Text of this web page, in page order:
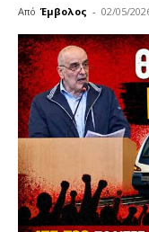
Από Έμβολος - 02/05/